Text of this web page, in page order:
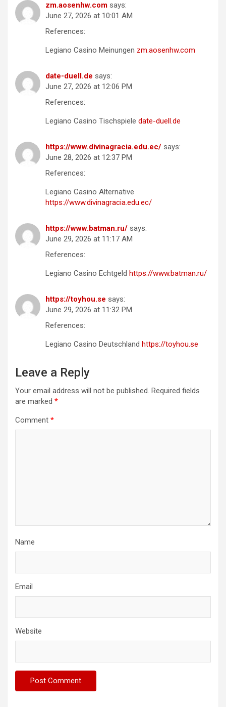
zm.aosenhw.com says:
June 27, 2026 at 10:01 AM
References:
Legiano Casino Meinungen zm.aosenhw.com
date-duell.de says:
June 27, 2026 at 12:06 PM
References:
Legiano Casino Tischspiele date-duell.de
https://www.divinagracia.edu.ec/ says:
June 28, 2026 at 12:37 PM
References:
Legiano Casino Alternative
https://www.divinagracia.edu.ec/
https://www.batman.ru/ says:
June 29, 2026 at 11:17 AM
References:
Legiano Casino Echtgeld https://www.batman.ru/
https://toyhou.se says:
June 29, 2026 at 11:32 PM
References:
Legiano Casino Deutschland https://toyhou.se
Leave a Reply
Your email address will not be published. Required fields
are marked *
Comment *
Name
Email
Website